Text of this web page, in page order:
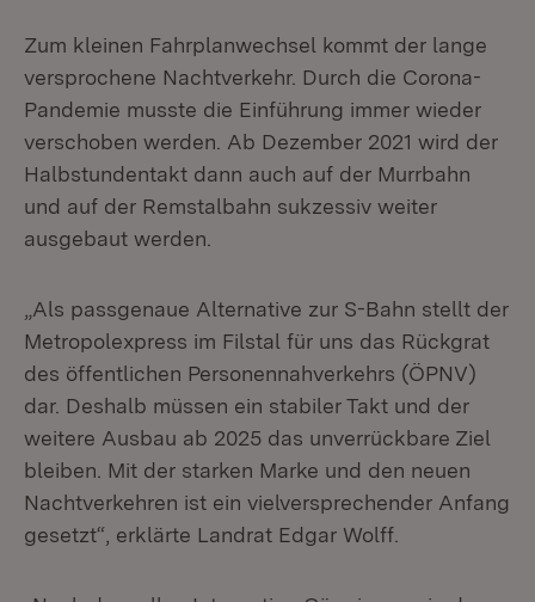
Zum kleinen Fahrplanwechsel kommt der lange
versprochene Nachtverkehr. Durch die Corona-
Pandemie musste die Einführung immer wieder
verschoben werden. Ab Dezember 2021 wird der
Halbstundentakt dann auch auf der Murrbahn
und auf der Remstalbahn sukzessiv weiter
ausgebaut werden.
„Als passgenaue Alternative zur S-Bahn stellt der
Metropolexpress im Filstal für uns das Rückgrat
des öffentlichen Personennahverkehrs (ÖPNV)
dar. Deshalb müssen ein stabiler Takt und der
weitere Ausbau ab 2025 das unverrückbare Ziel
bleiben. Mit der starken Marke und den neuen
Nachtverkehren ist ein vielversprechender Anfang
gesetzt“, erklärte Landrat Edgar Wolff.